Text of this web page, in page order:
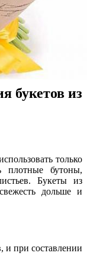
букетов из
только
бутоны,
Букеты из
дольше и
при составлении